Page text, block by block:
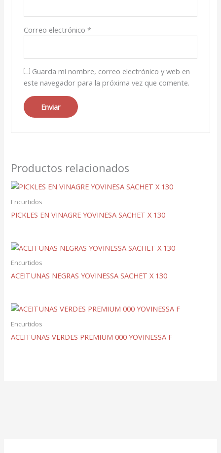
Correo electrónico *
Guarda mi nombre, correo electrónico y web en
este navegador para la próxima vez que comente.
Productos relacionados
Encurtidos
PICKLES EN VINAGRE YOVINESA SACHET X 130
Encurtidos
ACEITUNAS NEGRAS YOVINESSA SACHET X 130
Encurtidos
ACEITUNAS VERDES PREMIUM 000 YOVINESSA F